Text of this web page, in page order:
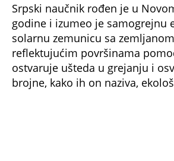
Srpski naučnik rođen je u
godine i izumeo je samogrejnu
solarnu zemunicu sa
reflektujućim površinama
ostvaruje ušteda u grejanju i
brojne, kako ih on naziva,